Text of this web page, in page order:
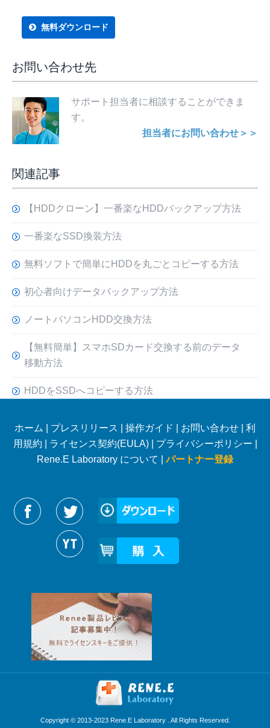
無料ダウンロード
お問い合わせ先
サポート担当者に相談することができま
す。
担当者にお問い合わせ＞＞
関連記事
【HDDクローン】一番楽なHDDバックアップ方法
一番楽なSSD換装方法
無料ソフトで簡単にHDDを丸ごとコピーする方法
初心者向けデータバックアップ方法
ノートパソコンHDD交換方法
【無料簡単】スマホSDカード交換する前のデータ
移動方法
HDDをSSDへコピーする方法
ホーム プレスリリース 操作ガイド お問い合わせ
利
用規約
ライセンス契約(EULA)| プライバシーポリシー
Rene.E Laboratory について |パートナー登録
Reneelabをフォローする
Copyright © 2013-2023 Rene.E Laboratory . All Rights Reserved.